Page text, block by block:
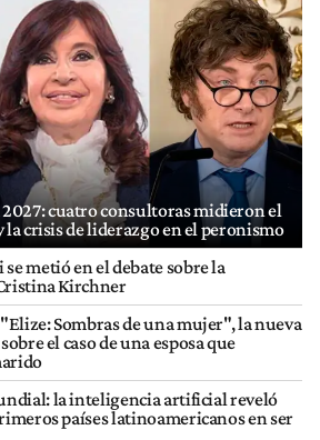
cuatro consultoras midieron el
la crisis de liderazgo en el peronismo
metió en el debate sobre la
Kirchner
Sombras de una mujer", la nueva
el caso de una esposa que
la inteligencia artificial reveló
países latinoamericanos en ser